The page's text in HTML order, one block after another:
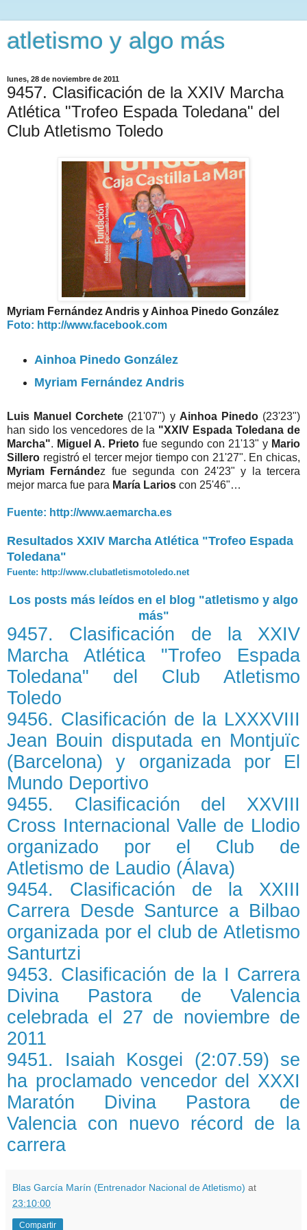
atletismo y algo más
lunes, 28 de noviembre de 2011
9457. Clasificación de la XXIV Marcha
Atlética "Trofeo Espada Toledana" del
Club Atletismo Toledo
Myriam Fernández Andris y Ainhoa Pinedo González
Foto: http://www.facebook.com
Ainhoa Pinedo González
Myriam Fernández Andris
Luis Manuel Corchete (21'07") y Ainhoa Pinedo(23'23")
han sido los vencedores de la "XXIV Espada Toledana de
Marcha". Miguel A. Prieto fue segundo con 21'13" y Mario
Sillero registró el tercer mejor tiempo con 21'27". En chicas,
Myriam Fernández fue segunda con 24'23" y la tercera
mejor marca fue para María Larios con 25'46"…
Fuente: http://www.aemarcha.es
Resultados XXIV Marcha Atlética "Trofeo Espada
Toledana"
Fuente: http://www.clubatletismotoledo.net
Los posts más leídos en el blog "atletismo y algo
más"
9457. Clasificación de la XXIV
Marcha Atlética "Trofeo Espada
Toledana" del Club Atletismo
Toledo
9456. Clasificación de la LXXXVIII
Jean Bouin disputada en Montjuïc
(Barcelona) y organizada por El
Mundo Deportivo
9455. Clasificación del XXVIII
Cross Internacional Valle de Llodio
organizado por el Club de
Atletismo de Laudio (Álava)
9454. Clasificación de la XXIII
Carrera Desde Santurce a Bilbao
organizada por el club de Atletismo
Santurtzi
9453. Clasificación de la I Carrera
Divina Pastora de Valencia
celebrada el 27 de noviembre de
2011
9451. Isaiah Kosgei (2:07.59) se
ha proclamado vencedor del XXXI
Maratón Divina Pastora de
Valencia con nuevo récord de la
carrera
Blas García Marín (Entrenador Nacional de Atletismo) at
23:10:00
Compartir